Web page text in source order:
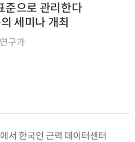
준으로 관리한다
세미나 개최
구과
서 한국인 근력 데이터센터